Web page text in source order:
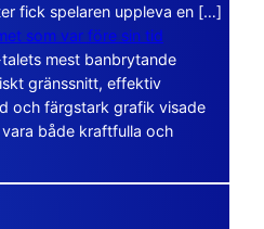
fick spelaren uppleva en […]
som var före sin tid
mest banbrytande
gränssnitt, effektiv
och färgstark grafik visade
både kraftfulla och